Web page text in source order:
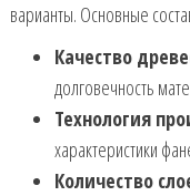
варианты. Основные
Качество
долговечность
Технология
характеристики
Количество